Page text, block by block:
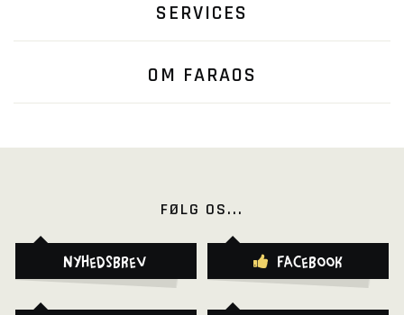
SERVICES
OM FARAOS
FØLG OS...
Nyhedsbrev Facebook